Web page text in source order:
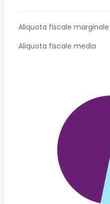
Aliquota fiscale marginale
Aliquota fiscale media